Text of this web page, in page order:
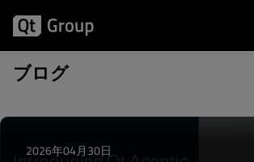
ブログ
記事カテゴリー: QML
2026年04月30日